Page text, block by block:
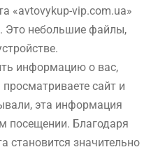
«avtovykup-vip.com.ua»
Это небольшие файлы,
информацию о вас,
сайт и
эта информация
посещении. Благодаря
становится значительно